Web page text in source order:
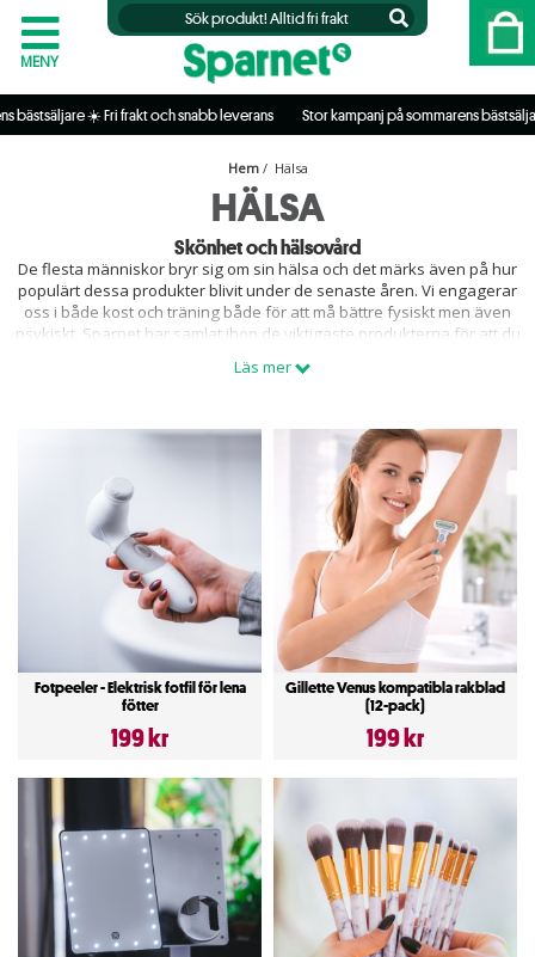
☀️ Fri frakt och snabb leverans Stor kampanj på sommarens bästsäljare
Hem/ Hälsa
HÄLSA
Skönhet och hälsovård
De flesta människor bryr sig om sin hälsa och det märks även på hur
populärt dessa produkter blivit under de senaste åren. Vi engagerar
oss i både kost och träning både för att må bättre fysiskt men även
psykiskt. Sparnet har samlat ihop de viktigaste produkterna för att du
massagekuddar och forvård. Det viktigaste för oss är att det ska vara
Genom att kontinuerligt träna och vara aktiv håller man sig friskare
genom livet, det är därför viktigt att man redan i tidig ålder börjar
träna och hålla sig aktiv. Genom träning håller man sig friskare
samtidigt som man förebygger sjukdommar som i större utsträckning
drabbar männsikor som är stillasittande. Så ta tag hälsan men hjälp
av sparnets stora utbud av hälsoprodukter.
Läs mer
Fotpeeler - Elektrisk fotfil för lena
fötter
199 kr
Gillette Venus kompatibla rakblad
(12-pack)
199 kr
MENY